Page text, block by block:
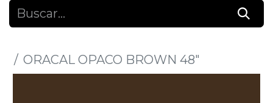
ORACAL OPACO BROWN 48"